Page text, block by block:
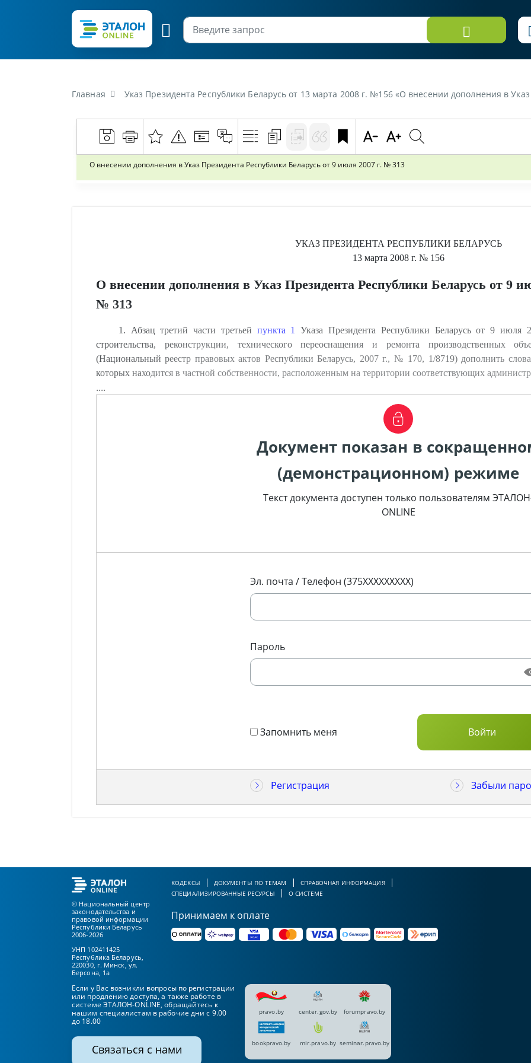
Главная Указ Президента Республики Беларусь от 13 марта 2008 г. №156 «О внесении дополнения в Указ
О внесении дополнения в Указ Президента Республики Беларусь от 9 июля 2007 г. № 313
УКАЗ ПРЕЗИДЕНТА РЕСПУБЛИКИ БЕЛАРУСЬ
13 марта 2008 г. № 156
О внесении дополнения в Указ Президента Республики Беларусь от 9
№ 313
1. Абзац третий части третьей пункта 1
Указа Президента Республики Беларусь от 9
строительства, реконструкции, технического переоснащения и ремонта производственных
(Национальный реестр правовых актов Республики Беларусь, 2007 г., № 170, 1/8719) дополнить
которых находится в частной собственности, расположенным на территории соответствующих
....
Документ показан в
(демонстрационном) режиме
Текст документа доступен только пользователям
ONLINE
Эл. почта / Телефон (375XXXXXXXXX)
Пароль
Запомнить меня
Регистрация Забыли
© Национальный центр
законодательства и
правовой информации
Республики Беларусь
2006-2026
УНП 102411425
Республика Беларусь,
220030, г. Минск, ул.
Берсона, 1а
КОДЕКСЫ ДОКУМЕНТЫ ПО ТЕМАМ
СПРАВОЧНАЯ ИНФОРМАЦИЯ
СПЕЦИАЛИЗИРОВАННЫЕ РЕСУРСЫ
О СИСТЕМЕ
Принимаем к оплате
Если у Вас возникли вопросы по регистрации
или продлению доступа, а также работе в
системе ЭТАЛОН-ONLINE, обращайтесь к
нашим специалистам в рабочие дни с 9.00
до 18.00
Связаться с нами
pravo.by center.gov.by forumpravo.by
bookpravo.by mir.pravo.by seminar.pravo.by